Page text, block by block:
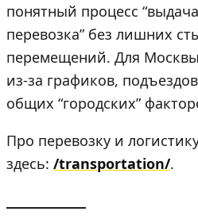
понятный процесс
перевозка” без лишних
перемещений. Для
из-за графиков,
общих “городских”
Про перевозку и
здесь: /transportation/.